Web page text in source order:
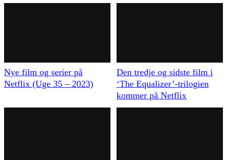
Nye film og serier på
Netflix (Uge 35 – 2023)
Den tredje og sidste film i
‘The Equalizer’-trilogien
kommer på Netflix